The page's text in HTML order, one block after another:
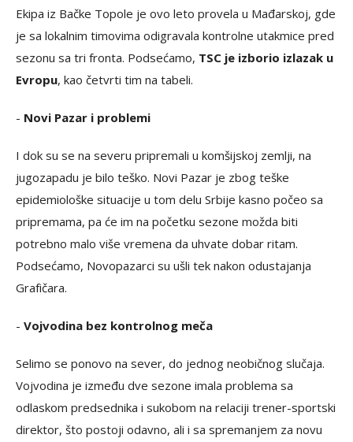
Ekipa iz Bačke Topole je ovo leto provela u Mađarskoj, gde
je sa lokalnim timovima odigravala kontrolne utakmice pred
sezonu sa tri fronta. Podsećamo, TSC je izborio izlazak u
Evropu, kao četvrti tim na tabeli.
- Novi Pazar i problemi
I dok su se na severu pripremali u komšijskoj zemlji, na
jugozapadu je bilo teško. Novi Pazar je zbog teške
epidemiološke situacije u tom delu Srbije kasno počeo sa
pripremama, pa će im na početku sezone možda biti
potrebno malo više vremena da uhvate dobar ritam.
Podsećamo, Novopazarci su ušli tek nakon odustajanja
Grafičara.
- Vojvodina bez kontrolnog meča
Selimo se ponovo na sever, do jednog neobičnog slučaja.
Vojvodina je između dve sezone imala problema sa
odlaskom predsednika i sukobom na relaciji trener-sportski
direktor, što postoji odavno, ali i sa spremanjem za novu